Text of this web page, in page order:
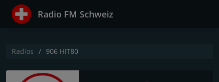
Radio FM Schweiz
Radios 906 HIT80